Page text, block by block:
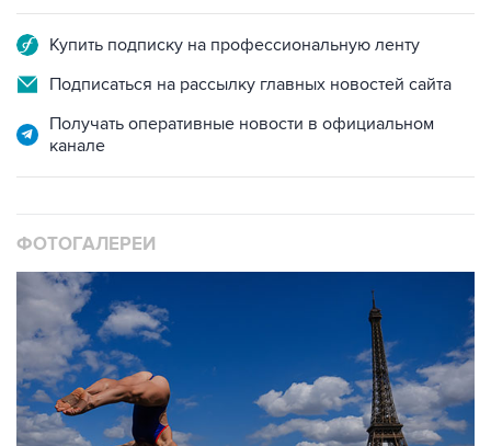
Купить подписку на профессиональную ленту
Подписаться на рассылку главных новостей сайта
Получать оперативные новости в официальном
канале
ФОТОГАЛЕРЕИ